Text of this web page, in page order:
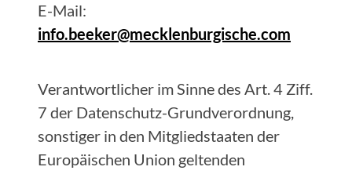
E-Mail:
info.beeker@mecklenburgische.com
Verantwortlicher im Sinne des Art. 4 Ziff.
7 der Datenschutz-Grundverordnung,
sonstiger in den Mitgliedstaaten der
Europäischen Union geltenden